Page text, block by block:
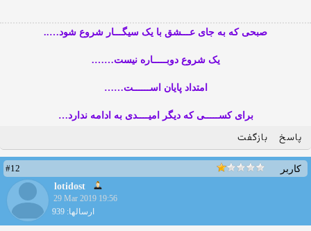
صبحی که به جای عـــشق با یک سیگـــار شروع شود…..
یک شروع دوبـــــاره نیست…….
امتداد پایان اســــــت……
برای کســـــی که دیگر امیــــدی به ادامه ندارد…
پاسخ بازگفت
کاربر
#12
lotidost
29 Mar 2019 19:56
ارسالها: 939